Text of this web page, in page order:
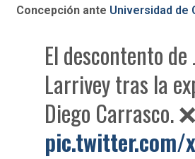
Concepción ante Universidad de
El descontento de
Larrivey tras la
Diego Carrasco.
pic.twitter.com/